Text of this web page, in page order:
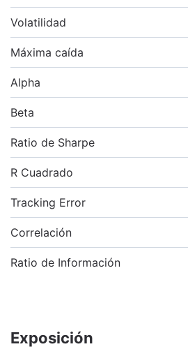
Volatilidad
Máxima caída
Alpha
Beta
Ratio de Sharpe
R Cuadrado
Tracking Error
Correlación
Ratio de Información
Exposición